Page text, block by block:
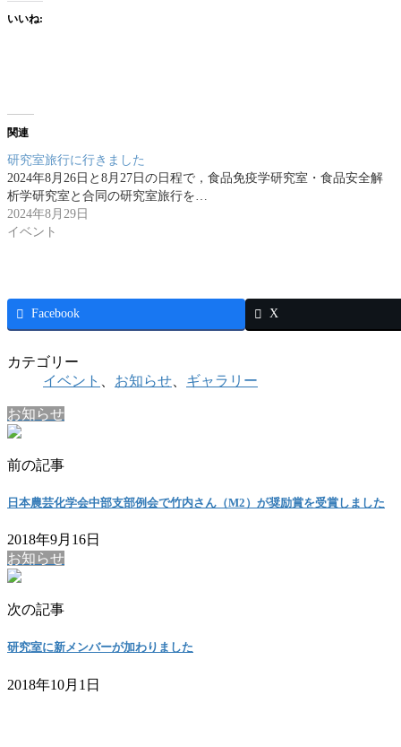
いいね:
関連
研究室旅行に行きました
2024年8月26日と8月27日の日程で，食品免疫学研究室・食品安全解
析学研究室と合同の研究室旅行を…
2024年8月29日
イベント
Facebook X
カテゴリー
イベント
お知らせ ギャラリー
お知らせ
前の記事
日本農芸化学会中部支部例会で竹内さん（M2）が奨励賞を受賞しました
2018年9月16日
お知らせ
次の記事
研究室に新メンバーが加わりました
2018年10月1日